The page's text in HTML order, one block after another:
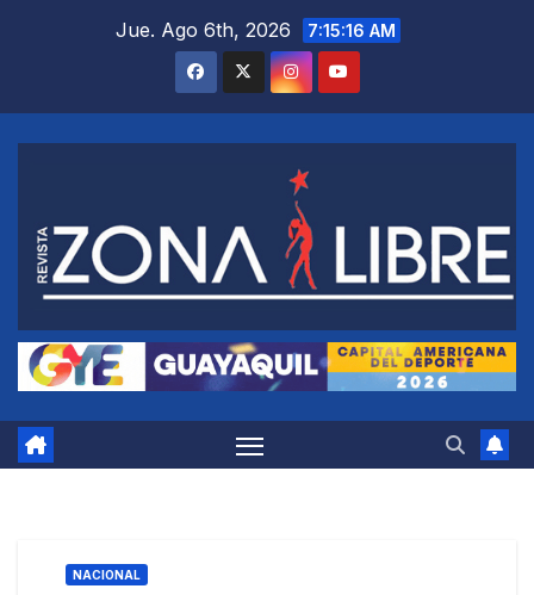
Jue. Ago 6th, 2026 7:15:17 AM
NACIONAL